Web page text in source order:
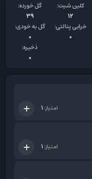
کلین شیت:
12
گل خورده:
39
خرابی پنالتی:
0
گل به خودی:
0
ذخیره:
0
امتیاز:1
امتیاز:1